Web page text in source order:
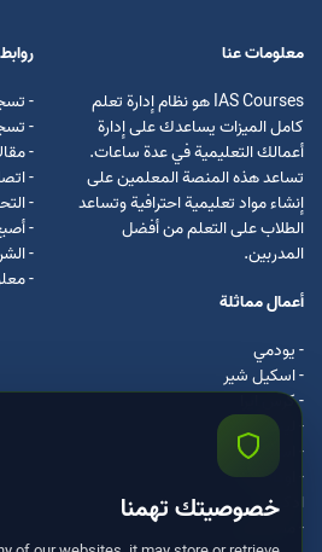
معلومات عنا
IAS Courses هو نظام إدارة تعلم
كامل الميزات يساعدك على إدارة
أعمالك التعليمية في عدة ساعات.
تساعد هذه المنصة المعلمين على
إنشاء مواد تعليمية احترافية وتساعد
الطلاب على التعلم من أفضل
المدربين.
-
-
-
-
-
-
-
-
أعمال مماثلة
- يودمي
- اسکیل شیر
- كرس ايرا
- لیندا
- اسكيل سفت
- اوداسيتي
ادكس
- مستر كلس
خصوصيتك تهمنا